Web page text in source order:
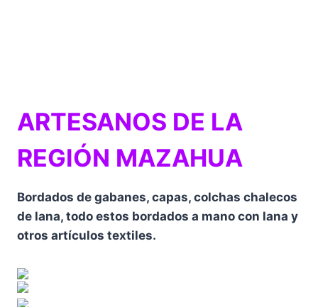
ARTESANOS DE LA
REGIÓN MAZAHUA
Bordados de gabanes, capas, colchas chalecos
de lana, todo estos bordados a mano con lana y
otros artículos textiles.